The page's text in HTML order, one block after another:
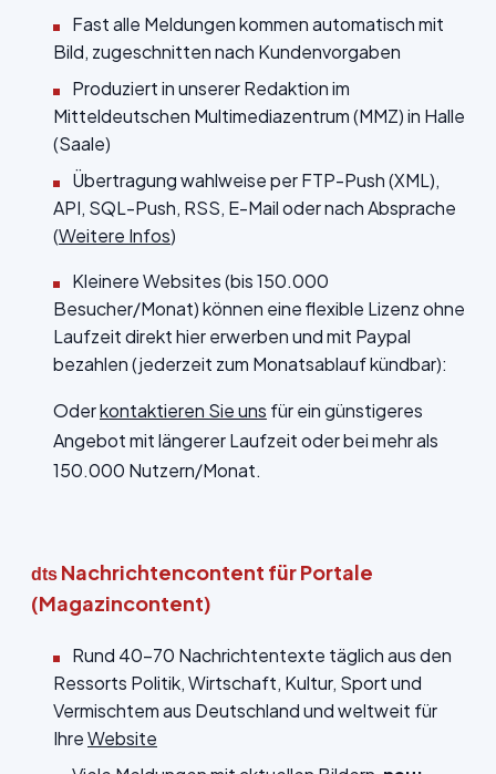
Fast alle Meldungen kommen automatisch mit
Bild, zugeschnitten nach Kundenvorgaben
Produziert in unserer Redaktion im
Mitteldeutschen Multimediazentrum (MMZ) in Halle
(Saale)
Übertragung wahlweise per FTP-Push (XML),
API, SQL-Push, RSS, E-Mail oder nach Absprache
(Weitere Infos)
Kleinere Websites (bis 150.000
Besucher/Monat) können eine flexible Lizenz ohne
Laufzeit direkt hier erwerben und mit Paypal
bezahlen (jederzeit zum Monatsablauf kündbar):
Oderkontaktieren Sie uns für ein günstigeres
Angebot mit längerer Laufzeit oder bei mehr als
150.000 Nutzern/Monat.
dts Nachrichtencontent für Portale
(Magazincontent)
Rund 40-70 Nachrichtentexte täglich aus den
Ressorts Politik, Wirtschaft, Kultur, Sport und
Vermischtem aus Deutschland und weltweit für
IhreWebsite